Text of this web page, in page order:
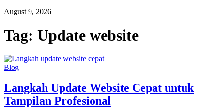
August 9, 2026
Tag: Update website
Blog
Langkah Update Website Cepat untuk
Tampilan Profesional